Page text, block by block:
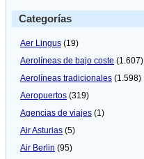
Categorías
Aer Lingus (19)
Aerolíneas de bajo coste (1.607)
Aerolíneas tradicionales (1.598)
Aeropuertos (319)
Agencias de viajes (1)
Air Asturias (5)
Air Berlin (95)